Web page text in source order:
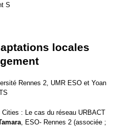
S
locales
Rennes 2, UMR ESO et Yoan
: Le cas du réseau URBACT
, ESO- Rennes 2 (associée ;